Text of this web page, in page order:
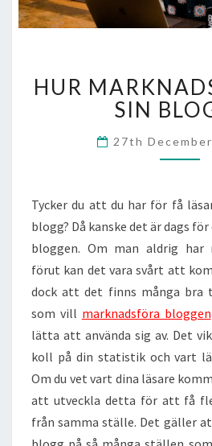
MAN
SIN
HUR
SIN
27th
Tycker du att du har för få
blogg? Då kanske det är dags
bloggen. Om man aldrig har
förut kan det vara svårt att
dock att det finns många bra
som vill marknadsföra bloggen
lätta att använda sig av. Det
koll på din statistik och vart
Om du vet vart dina läsare
att utveckla detta för att få
från samma ställe. Det gäller